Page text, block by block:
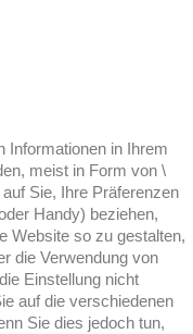
Informationen in Ihrem
meist in Form von \
Sie, Ihre Präferenzen
Handy) beziehen,
Website so zu gestalten,
die Verwendung von
Einstellung nicht
auf die verschiedenen
Sie dies jedoch tun,